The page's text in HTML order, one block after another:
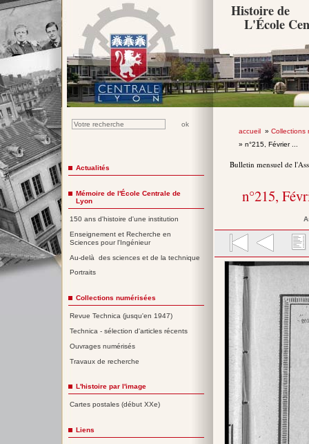
Histoire de
L'École
accueil» Collections
» n°215, Février ...
Bulletin mensuel de
n°215,
Actualités
Mémoire de l'École Centrale de
Lyon
150 ans d'histoire d'une institution
Enseignement et Recherche en
Sciences pour l'Ingénieur
Au-delà des sciences et de la technique
Portraits
Collections numérisées
Revue Technica (jusqu'en 1947)
Technica - sélection d'articles récents
Ouvrages numérisés
Travaux de recherche
L'histoire par l'image
Cartes postales (début XXe)
Liens